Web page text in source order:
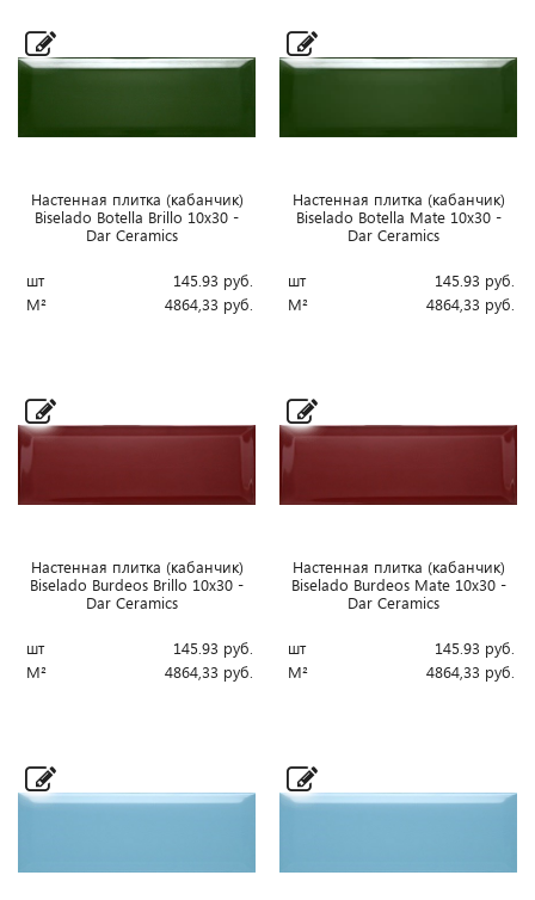
Настенная плитка (кабанчик)
Biselado Botella Brillo 10x30 -
Dar Ceramics
шт 145.93 руб.
М²
4864,33 руб.
Настенная плитка (кабанчик)
Biselado Botella Mate 10x30 -
Dar Ceramics
шт 145.93 руб.
М²
4864,33 руб.
Настенная плитка (кабанчик)
Biselado Burdeos Brillo 10x30 -
Dar Ceramics
шт 145.93 руб.
М²
4864,33 руб.
Настенная плитка (кабанчик)
Biselado Burdeos Mate 10x30 -
Dar Ceramics
шт 145.93 руб.
М²
4864,33 руб.